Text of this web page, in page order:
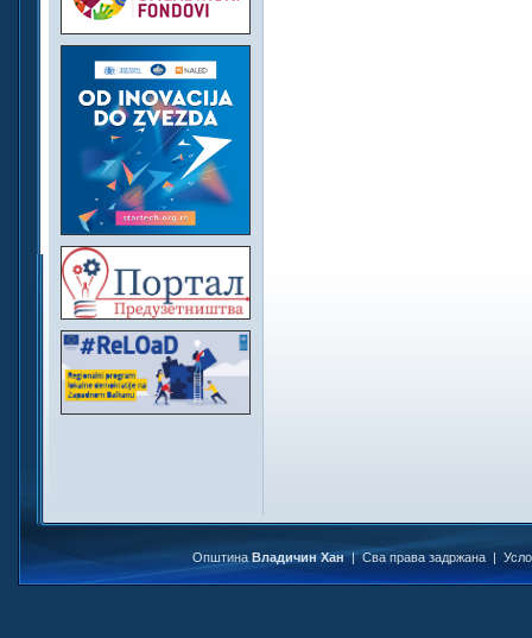
Општина Владичин Хан| Сва права задржана |